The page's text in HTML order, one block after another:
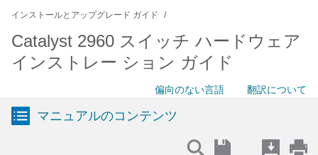
インストールとアップグレード ガイド
Catalyst 2960 スイッチ ハードウェア
インストレー ション ガイド
偏向のない言語 翻訳について
マニュアルのコンテンツ